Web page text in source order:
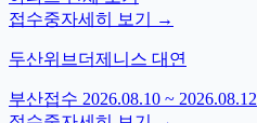
접수중자세히 보기 →
두산위브더제니스 대연
부산접수 2026.08.10 ~ 2026.08.12